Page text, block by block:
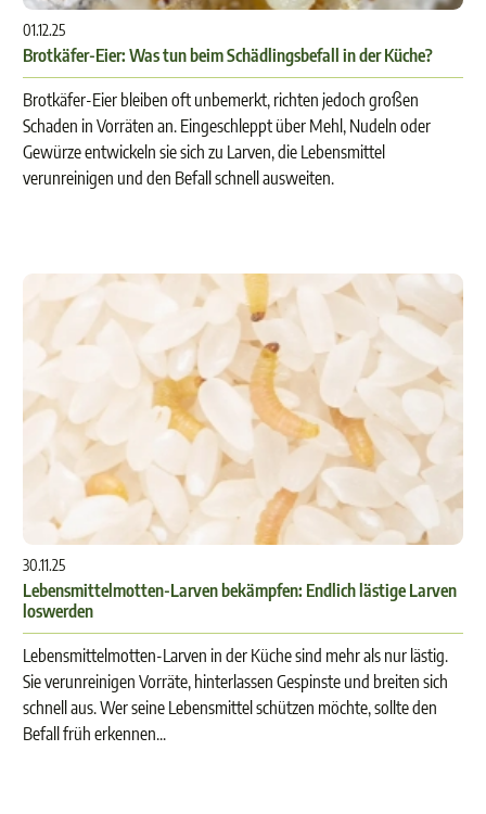
01.12.25
Brotkäfer-Eier: Was tun beim Schädlingsbefall in der Küche?
Brotkäfer-Eier bleiben oft unbemerkt, richten jedoch großen
Schaden in Vorräten an. Eingeschleppt über Mehl, Nudeln oder
Gewürze entwickeln sie sich zu Larven, die Lebensmittel
verunreinigen und den Befall schnell ausweiten.
30.11.25
Lebensmittelmotten-Larven bekämpfen: Endlich lästige Larven
loswerden
Lebensmittelmotten-Larven in der Küche sind mehr als nur lästig.
Sie verunreinigen Vorräte, hinterlassen Gespinste und breiten sich
schnell aus. Wer seine Lebensmittel schützen möchte, sollte den
Befall früh erkennen...